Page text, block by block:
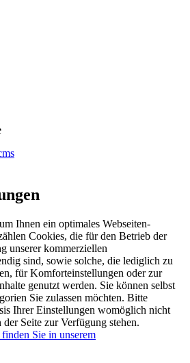
Ihnen ein optimales Webseiten-
Cookies, die für den Betrieb der
unserer kommerziellen
sind, sowie solche, die lediglich zu
für Komforteinstellungen oder zur
genutzt werden. Sie können selbst
Sie zulassen möchten. Bitte
Ihrer Einstellungen womöglich nicht
Seite zur Verfügung stehen.
Sie in unserem